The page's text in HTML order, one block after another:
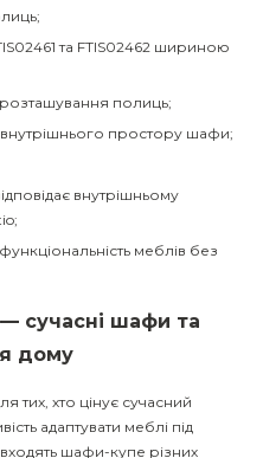
та FTIS02462 шириною
розташування полиць;
простору шафи;
внутрішньому
меблів без
сучасні шафи та
дому
тих, хто цінує сучасний
адаптувати меблі під
шафи-купе різних